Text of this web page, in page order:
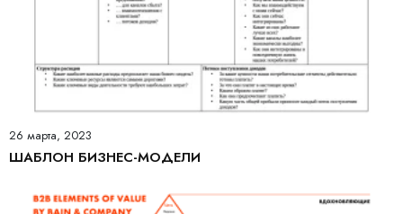
26 марта, 2023
ШАБЛОН БИЗНЕС-МОДЕЛИ